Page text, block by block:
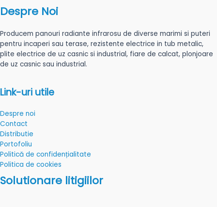
Despre Noi
Producem panouri radiante infrarosu de diverse marimi si puteri
pentru incaperi sau terase, rezistente electrice in tub metalic,
plite electrice de uz casnic si industrial, fiare de calcat, plonjoare
de uz casnic sau industrial.
Link-uri utile
Despre noi
Contact
Distributie
Portofoliu
Politică de confidențialitate
Politica de cookies
Solutionare litigiilor